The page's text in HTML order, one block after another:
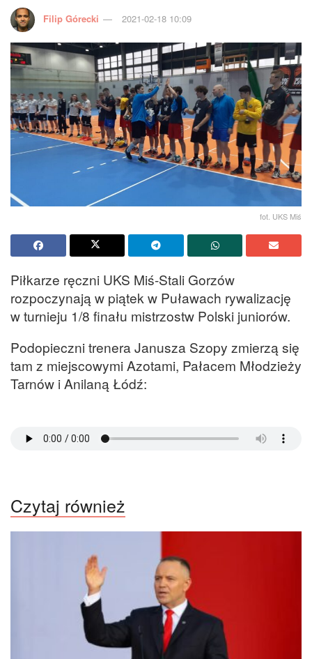
Filip Górecki 2021-02-18 10:09
fot. UKS Miś
Piłkarze ręczni UKS Miś-Stali Gorzów
rozpoczynają w piątek w Puławach rywalizację
w turnieju 1/8 finału mistrzostw Polski juniorów.
Podopieczni trenera Janusza Szopy zmierzą się
tam z miejscowymi Azotami, Pałacem Młodzieży
Tarnów i Anilaną Łódź:
Czytaj również